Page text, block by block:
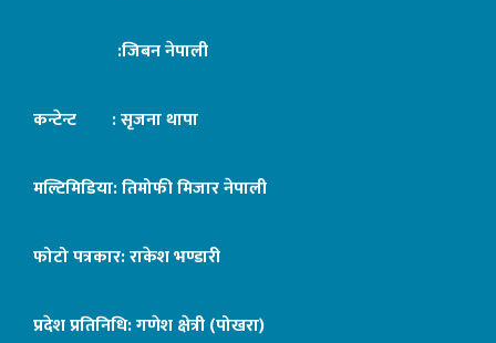
:जिबन नेपाली
कन्टेन्ट : सृजना थापा
मल्टिमिडिया: तिमोफी मिजार नेपाली
फोटो पत्रकार: राकेश भण्डारी
प्रदेश प्रतिनिधि: गणेश क्षेत्री (पोखरा)